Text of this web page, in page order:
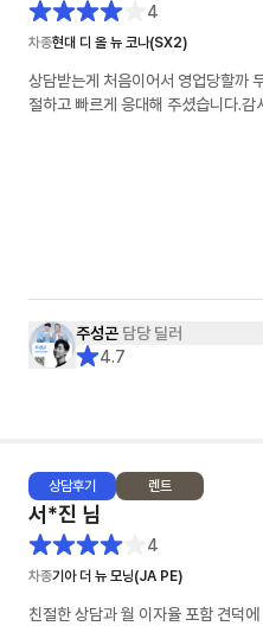
4
차종현대 디 올 뉴 코나(SX2)
상담받는게 처음이어서 영업당할까
절하고 빠르게 응대해 주셨습니다.감
주성곤 담당 딜러
4.7
상담후기 렌트
서*진 님
4
차종기아 더 뉴 모닝(JA PE)
친절한 상담과 월 이자율 포함 견덕